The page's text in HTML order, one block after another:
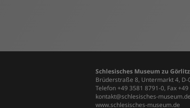
Schlesisches Museum zu Görlitz
Brüderstraße 8, Untermarkt 4, D-
Telefon +49 3581 8791-0, Fax
kontakt@schlesisches-museum.de
www.schlesisches-museum.de